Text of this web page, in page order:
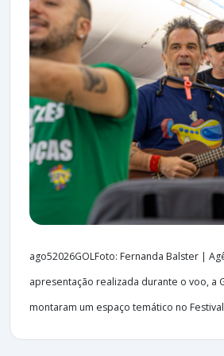
ago52026GOLFoto: Fernanda Balster |
apresentação realizada durante o voo, a
montaram um espaço temático no